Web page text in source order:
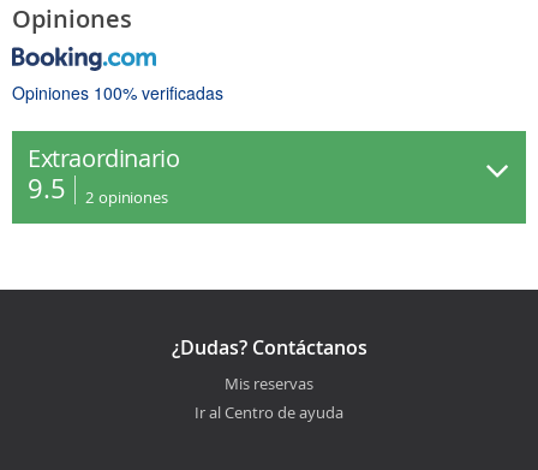
Opiniones
Opiniones 100% verificadas
Extraordinario
9.5 2 opiniones
¿Dudas? Contáctanos
Mis reservas
Ir al Centro de ayuda